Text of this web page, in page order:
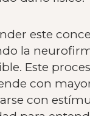
este
la
Este
con
con